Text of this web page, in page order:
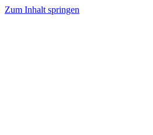
Zum Inhalt springen